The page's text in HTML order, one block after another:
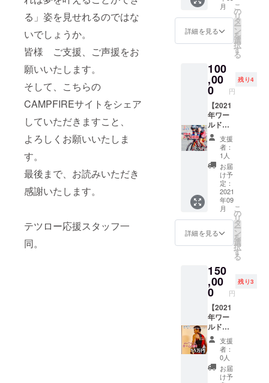
る」姿を見せれるのではな
いでしょうか。
皆様 ご支援、ご声援をお
願いいたします。
そして、こちらの
CAMPFIREサイトをシェア
していただきますこと、
よろしくお願いいたしま
す。
最後まで、お読みいただき
感謝いたします。
テツロー応援スタッフ一
同。
１により1年
トライアス
ま大会（広
島県三原
市）通算８
みやじま国
際パワート
ライアスロ
チャンピオ
ン）通算２
勝中c
石垣島トラ
イアスロン
大会2008優
勝（2位4
〇会社経営
者心のコン
サルタント
〇プロトラ
イアスリー
ト＆ゲス
ト・アンバ
加がで
きない
方がい
ら、 レ
コー
ディン
グ映像
をお送
りさせ
ていた
だきま
す。
9月17日
~18日。
より帰
国後、
zoomに
ライン
でのセ
ミナー
や勉強
会など
でゲス
トとし
てテツ
ローが
参加い
たしま
す。 企
業様、
コミュ
ティ、
教育現
場など
でご利
・開
催日時
など個
別でご
相談に
のらせ
ていた
だきま
す。 ・
全国ど
こから
でもご
地域、
日時は
個別相
談いた
交通、
宿泊費
はかか
りませ
ん。会
場費は
別途ご
負担お
願いい
たしま
す。
参加人
数は制
限はあ
りませ
んが行
政の意
向に
沿った
させて
くださ
い。
月
詳細を見る
こ
の
リ
タ
ー
ン
を
選
択
す
る
100
,00
0 円
残り4
【2021
年ワー
ルド
チャン
ピオン
シップ
（世界
一決定
戦）自
転車へ
ネーム
掲載】
【必
須】掲
載名を
記入く
ださ
い。
あなた
のお名
前・企
業様名
をトラ
イアス
ロン
「スイ
ム・バ
支援
者：
1人
お届
け予
定：
2021
年09
月
詳細を見る
こ
の
リ
タ
ー
ン
を
選
択
す
る
150
,00
0 円
残り3
【2021
年ワー
ルド
チャン
ピオン
シップ
（世界
一決定
支援
者：
0人
お届
け予